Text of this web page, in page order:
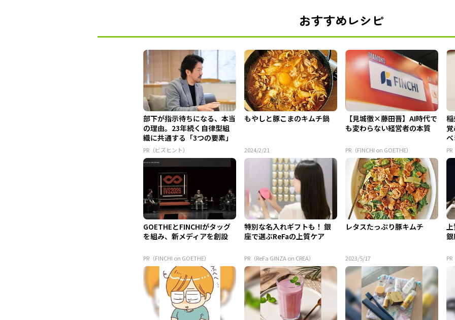
おすすめレシピ
部下が指示待ちになる、本当
の理由。23年続く自律型組
織に共通する「3つの要素」
PR（ビズヒント）
もやしと豚こまのキムチ鍋
2024/2/21
【見城徹×藤田晋】AI時代で
も変わらない経営者の本質
PR（FINCHI on GOETHE）
GOETHEとFINCHIがタッグ
を組み、新メディアを創設
PR（FINCHI on GOETHE）
特別な名入れギフトも！ 銀
座で選ぶReFaの上質ケア
PR（ReFa GINZA on CREA）
レタスたっぷり豚キムチ
2023/5/17